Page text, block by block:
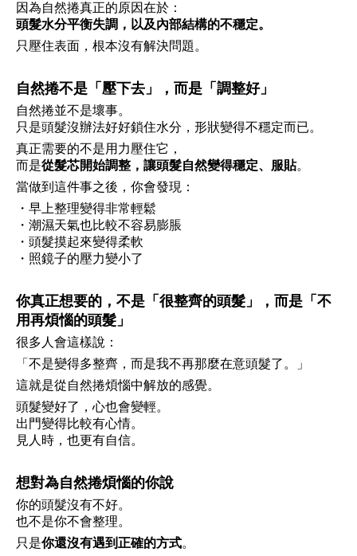
因為自然捲真正的原因在於：
頭髮水分平衡失調，以及內部結構的不穩定。
只壓住表面，根本沒有解決問題。
自然捲不是「壓下去」，而是「調整好」
自然捲並不是壞事。
只是頭髮沒辦法好好鎖住水分，形狀變得不穩定而已。
真正需要的不是用力壓住它，
而是從髮芯開始調整，讓頭髮自然變得穩定、服貼。
當做到這件事之後，你會發現：
・早上整理變得非常輕鬆
・潮濕天氣也比較不容易膨脹
・頭髮摸起來變得柔軟
・照鏡子的壓力變小了
你真正想要的，不是「很整齊的頭髮」，而是「不
用再煩惱的頭髮」
很多人會這樣說：
「不是變得多整齊，而是我不再那麼在意頭髮了。」
這就是從自然捲煩惱中解放的感覺。
頭髮變好了，心也會變輕。
出門變得比較有心情。
見人時，也更有自信。
想對為自然捲煩惱的你說
你的頭髮沒有不好。
也不是你不會整理。
只是你還沒有遇到正確的方式。